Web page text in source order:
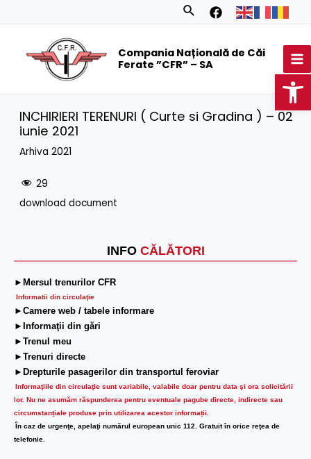
Search
Compania Națională de Căi
Ferate ”CFR” – SA
INFO CĂLĂTORI
►Mersul trenurilor CFR
Informatii din circulaţie
►Camere web / tabele informare
►Informaţii din gări
►Trenul meu
►Trenuri directe
►Drepturile pasagerilor din transportul feroviar
Informaţiile din circulaţie sunt variabile, valabile doar pentru data şi ora solicitării
lor. Nu ne asumăm răspunderea pentru eventuale pagube directe, indirecte sau
circumstanțiale produse prin utilizarea acestor informații.
În caz de urgenţe, apelaţi numărul european unic 112. Gratuit în orice reţea de
telefonie.
INCHIRIERI TERENURI ( Curte si Gradina ) – 02
iunie 2021
Arhiva 2021
29
download document